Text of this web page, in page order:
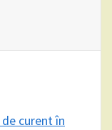
curent în